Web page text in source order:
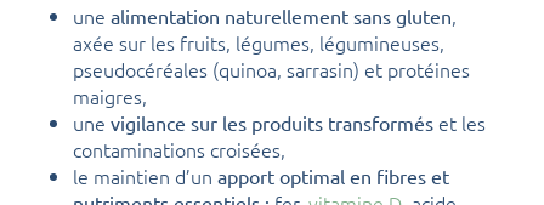
une alimentation naturellement sans gluten,
axée sur les fruits, légumes, légumineuses,
pseudocéréales (quinoa, sarrasin) et protéines
maigres,
une vigilance sur les produits transformés et les
contaminations croisées,
le maintien d’un apport optimal en fibres et